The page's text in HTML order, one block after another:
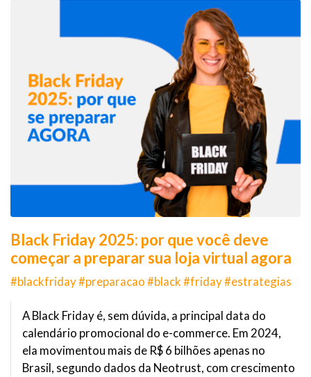
Black Friday 2025: por que você deve
começar a preparar sua loja virtual agora
#blackfriday #preparacao #black #friday #estrategias
A Black Friday é, sem dúvida, a principal data do
calendário promocional do e-commerce. Em 2024,
ela movimentou mais de R$ 6 bilhões apenas no
Brasil, segundo dados da Neotrust, com crescimento